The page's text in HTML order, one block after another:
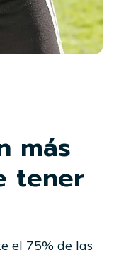
más
tener
el 75% de las